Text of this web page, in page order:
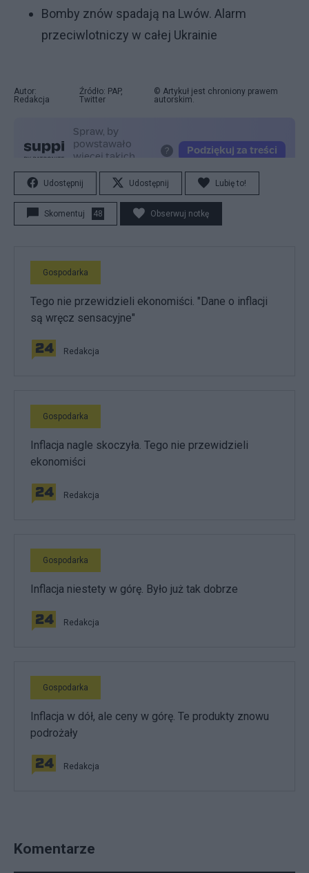
Bomby znów spadają na Lwów. Alarm
przeciwlotniczy w całej Ukrainie
Autor:
Redakcja
Źródło: PAP,
Twitter
© Artykuł jest chroniony prawem
autorskim.
Udostępnij Udostępnij Lubię to!
Skomentuj 48 Obserwuj notkę
Gospodarka
Tego nie przewidzieli ekonomiści. "Dane o inflacji
są wręcz sensacyjne"
Redakcja
Gospodarka
Inflacja nagle skoczyła. Tego nie przewidzieli
ekonomiści
Redakcja
Gospodarka
Inflacja niestety w górę. Było już tak dobrze
Redakcja
Gospodarka
Inflacja w dół, ale ceny w górę. Te produkty znowu
podrożały
Redakcja
Komentarze